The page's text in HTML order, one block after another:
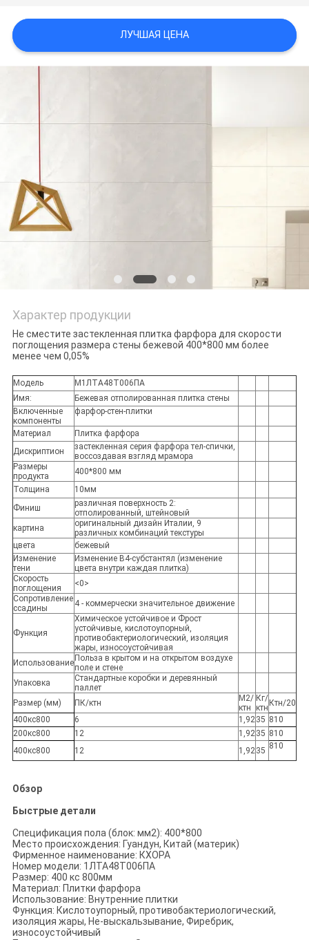
ПОЛИТИКА
КОНФИДЕНЦИАЛЬНОСТИ
ЛУЧШАЯ ЦЕНА
Характер продукции
Не сместите застекленная плитка фарфора для скорости
поглощения размера стены бежевой 400*800 мм более
менее чем 0,05%
Модель
М1ЛТА48Т006ПА
Имя:
Бежевая отполированная плитка стены
Включенные
компоненты
фарфор-стен-плитки
Материал
Плитка фарфора
Дискриптион
застекленная серия фарфора тел-спички,
воссоздавая взгляд мрамора
Размеры
продукта
400*800 мм
Толщина
10мм
Финиш
различная поверхность 2:
отполированный, штейновый
картина
оригинальный дизайн Италии, 9
различных комбинаций текстуры
цвета
бежевый
Изменение
тени
Изменение В4-субстантял (изменение
цвета внутри каждая плитка)
Скорость
поглощения
<0>
Сопротивление
ссадины
4 - коммерчески значительное движение
Функция
Химическое устойчивое и Фрост
устойчивые, кислотоупорный,
противобактериологический, изоляция
жары, износоустойчивая
Использование Польза в крытом и на открытом воздухе
поле и стене
Упаковка
Стандартные коробки и деревянный
паллет
Размер (мм)
ПК/ктн
М2/
ктн
Кг/
ктн Ктн/20
400кс800
6 1,9235 810
200кс800
12 1,9235 810
400кс800
12 1,9235 810
Обзор
Быстрые детали
Спецификация пола (блок: мм2): 400*800
Место происхождения: Гуандун, Китай (материк)
Фирменное наименование: КХОРА
Номер модели: 1ЛТА48Т006ПА
Размер: 400 кс 800мм
Материал: Плитки фарфора
Использование: Внутренние плитки
Функция: Кислотоупорный, противобактериологический,
изоляция жары, Не-выскальзывание, Фиребрик,
износоустойчивый